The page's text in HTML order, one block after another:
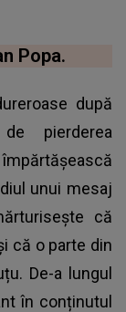
Popa.
după
pierderea
unui mesaj
că
că o parte din
De-a lungul
în conținutul